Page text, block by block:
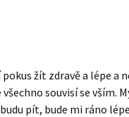
pokus žít zdravě a lépe a
souvisí se vším.
pít, bude mi ráno